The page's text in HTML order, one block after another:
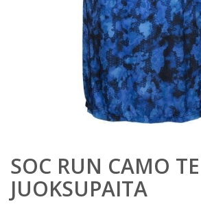
SOC RUN CAMO
JUOKSUPAITA